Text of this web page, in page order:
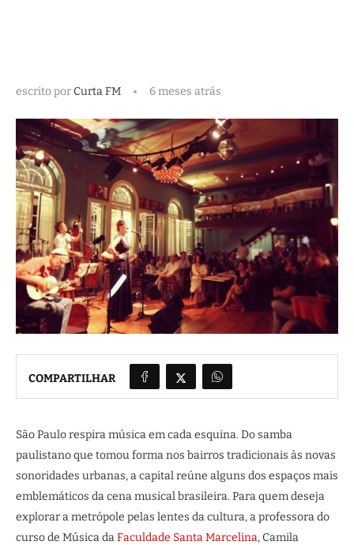
escrito porCurta FM 6 meses atrás
COMPARTILHAR
São Paulo respira música em cada esquina. Do samba
paulistano que tomou forma nos bairros tradicionais às novas
sonoridades urbanas, a capital reúne alguns dos espaços mais
emblemáticos da cena musical brasileira. Para quem deseja
explorar a metrópole pelas lentes da cultura, a professora do
curso de Música daFaculdade Santa Marcelina, Camila